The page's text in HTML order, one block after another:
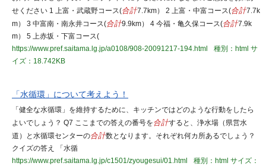
せください 1 上富・武蔵野コース(合計7.7km） 2 上富・中富コース(合計7.7k
m） 3 中富南・南永井コース(合計9.9km） 4 今福・亀久保コース(合計7.9k
m） 5 上赤坂・下富コース(
https://www.pref.saitama.lg.jp/a0108/908-20091217-194.html
種別：html サ
イズ：18.742KB
「水循環」について考えよう！
「健全な水循環」を維持するために、キッチンではどのような行動をしたら
よいでしょう？ Q7 ここまでの答えの番号を合計すると、浄水場（県営水
道）と水循環センターの合計数となります。それぞれ何カ所あるでしょう？
クイズの答え 「水循
https://www.pref.saitama.lg.jp/c1501/zyougesui/01.html
種別：html サイズ：